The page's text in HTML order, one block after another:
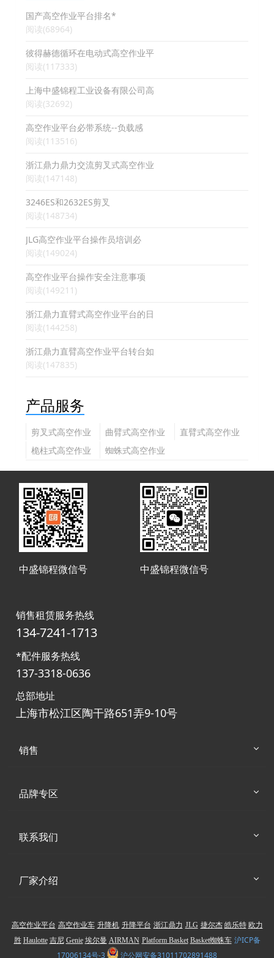
国产高空作业平台排名*
阅读(68964)
彼得赫德循环在电动式高空作业平
阅读(117333)
上海中盛锦程工业设备有限公司高
阅读(32692)
高空作业平台必带系统--负载感
阅读(113516)
浙江鼎力鼎力交流剪叉式高空作业
阅读(147148)
3246ES和2632ES剪叉
阅读(148734)
JLG高空作业平台操作员培训必
阅读(149024)
高空作业平台操作安全注意事项
阅读(149211)
浙江鼎力直臂式高空作业平台的日
阅读(144258)
浙江鼎力直臂高空作业平台转台如
阅读(147835)
产品服务
剪叉式高空作业
平台
曲臂式高空作业
平台
直臂式高空作业
桅柱式高空作业
蜘蛛式高空作业
中盛锦程微信号 中盛锦程微信号
销售租赁服务热线
134-7241-1713
*配件服务热线
137-3318-0636
总部地址
上海市松江区陶干路651弄9-10号
销售
品牌专区
联系我们
厂家介绍
高空作业平台 高空作业车 升降机 升降平台 浙江鼎力 JLG 捷尔杰 皓乐特 欧力
胜 Haulotte 吉尼 Genie 埃尔曼 AIRMAN Platform Basket Basket蜘蛛车 沪ICP备
17006134号-3
沪公网安备31011702891488